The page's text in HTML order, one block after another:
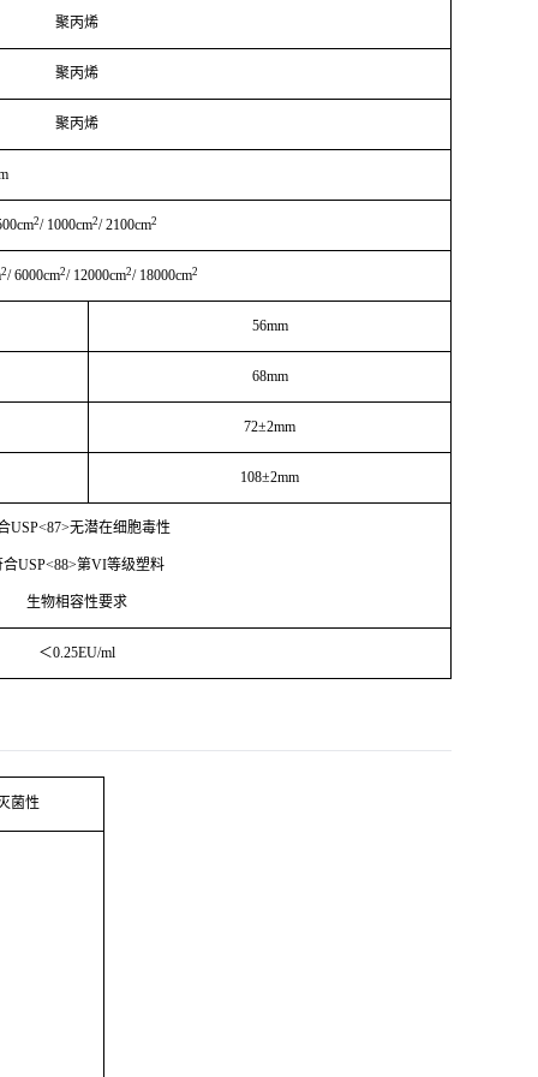
聚丙烯
聚丙烯
聚丙烯
2/ 1000cm2/ 2100cm2
2/ 6000cm2/ 12000cm2/ 18000cm2
56mm
68mm
72±2mm
108±2mm
USP<87>无潜在细胞毒性
合USP<88>第VI等级塑料
生物相容性要求
＜0.25EU/ml
菌性